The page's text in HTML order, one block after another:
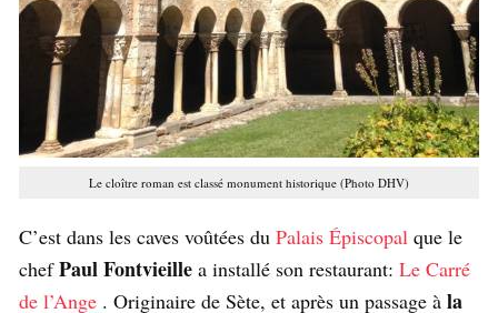
Le cloître roman est classé monument historique (Photo DHV)
C’est dans les caves voûtées du Palais Épiscopal que le
chefPaul Fontvieille a installé son restaurant: Le Carré
de l’Ange . Originaire de Sète, et après un passage à la